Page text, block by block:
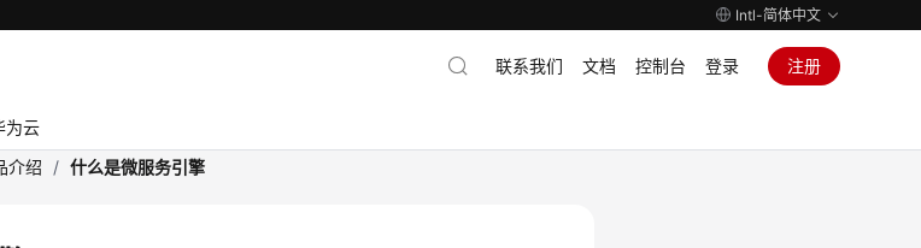
Intl-简体中文
为云
联系我们 文档 控制台 登录 注册
介绍 / 什么是微服务引擎